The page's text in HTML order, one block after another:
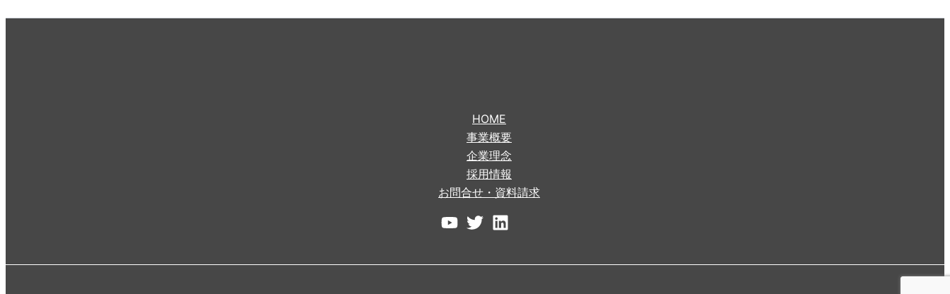
HOME
事業概要
企業理念
採用情報
お問合せ・資料請求